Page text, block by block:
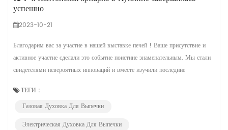
успешно
2023-10-21
Благодарим вас за участие в нашей выставке печей ! Ваше присутствие и
активное участие сделали это событие поистине знаменательным. Мы стали
свидетелями невероятных инноваций и вместе изучили последние
ТЕГИ :
Газовая Духовка Для Выпечки
Электрическая Духовка Для Выпечки